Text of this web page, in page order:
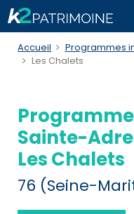
Accueil Programmes
Les Chalets
Sainte-
Les Chalets
76 (Seine-